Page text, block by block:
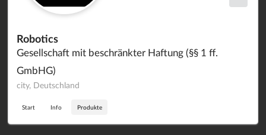
Robotics
Gesellschaft mit beschränkter Haftung (§§ 1 ff.
GmbHG)
city, Deutschland
Start Info Produkte